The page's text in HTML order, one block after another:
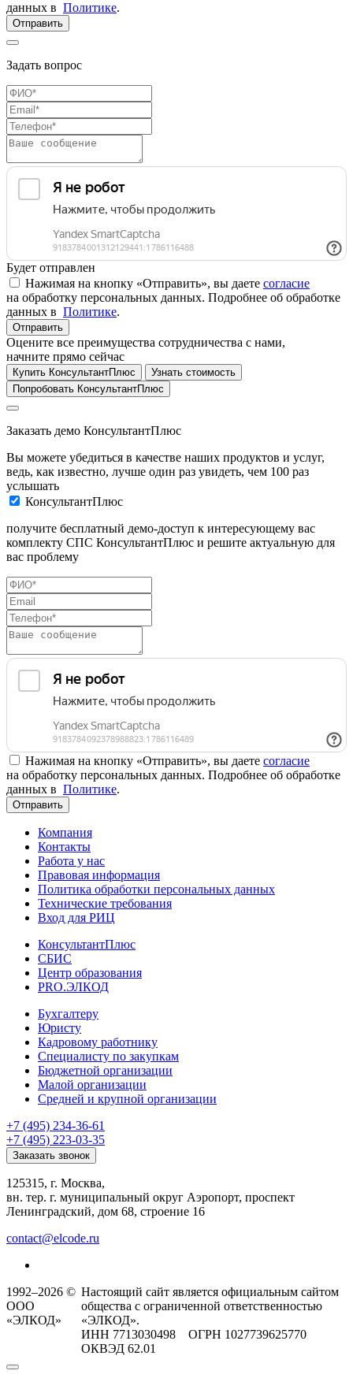
данных в Политике.
Отправить
Задать вопрос
Будет отправлен
Нажимая на кнопку «Отправить», вы даете согласие
на обработку персональных данных. Подробнее об обработке
данных в Политике.
Отправить
Оцените все преимущества сотрудничества с нами,
начните прямо сейчас
Купить КонсультантПлюс
Узнать стоимость
Попробовать КонсультантПлюс
Заказать демо КонсультантПлюс
Вы можете убедиться в качестве наших продуктов и услуг,
ведь, как известно, лучше один раз увидеть, чем 100 раз
услышать
КонсультантПлюс
получите бесплатный демо-доступ к интересующему вас
комплекту СПС КонсультантПлюс и решите актуальную для
вас проблему
Нажимая на кнопку «Отправить», вы даете согласие
на обработку персональных данных. Подробнее об обработке
данных в Политике.
Отправить
Компания
Контакты
Работа у нас
Правовая информация
Политика обработки персональных данных
Технические требования
Вход для РИЦ
КонсультантПлюс
СБИС
Центр образования
PRO.ЭЛКОД
Бухгалтеру
Юристу
Кадровому работнику
Специалисту по закупкам
Бюджетной организации
Малой организации
Средней и крупной организации
+7 (495) 234-36-61
+7 (495) 223-03-35
Заказать звонок
125315, г. Москва,
вн. тер. г. муниципальный округ Аэропорт, проспект
Ленинградский, дом 68, строение 16
contact@elcode.ru
1992–2026 ©
ООО
«ЭЛКОД»
Настоящий сайт является официальным сайтом
общества с ограниченной ответственностью
«ЭЛКОД».
ИНН 7713030498 ОГРН 1027739625770
ОКВЭД 62.01